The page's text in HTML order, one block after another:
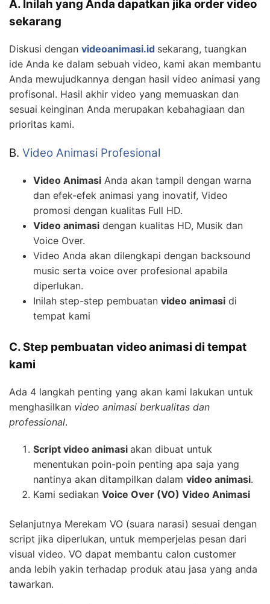
A. Inilah yang Anda dapatkan jika order video
sekarang
Diskusi dengan videoanimasi.id sekarang, tuangkan
ide Anda ke dalam sebuah video, kami akan membantu
Anda mewujudkannya dengan hasil video animasi yang
profisonal. Hasil akhir video yang memuaskan dan
sesuai keinginan Anda merupakan kebahagiaan dan
prioritas kami.
B. Video Animasi Profesional
Video Animasi Anda akan tampil dengan warna
dan efek-efek animasi yang inovatif, Video
promosi dengan kualitas Full HD.
Video animasi dengan kualitas HD, Musik dan
Voice Over.
Video Anda akan dilengkapi dengan backsound
music serta voice over profesional apabila
diperlukan.
Inilah step-step pembuatan video animasi di
tempat kami
C. Step pembuatan video animasi di tempat
kami
Ada 4 langkah penting yang akan kami lakukan untuk
menghasilkan video animasi berkualitas dan
professional.
Script video animasi akan dibuat untuk
menentukan poin-poin penting apa saja yang
nantinya akan ditampilkan dalam video animasi.
Kami sediakan Voice Over (VO) Video Animasi
Selanjutnya Merekam VO (suara narasi) sesuai dengan
script jika diperlukan, untuk memperjelas pesan dari
visual video. VO dapat membantu calon customer
anda lebih yakin terhadap produk atau jasa yang anda
tawarkan.